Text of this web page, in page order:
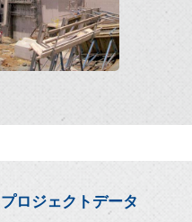
プロジェクトデータ